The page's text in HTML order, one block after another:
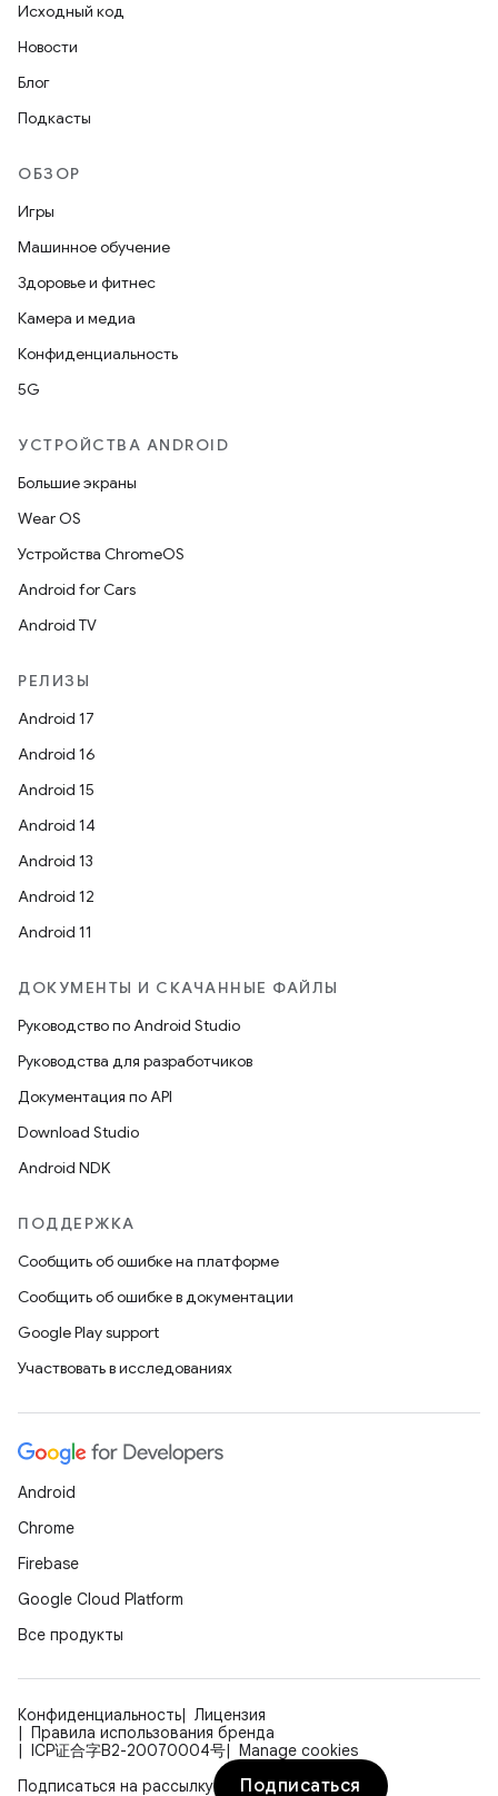
Исходный код
Новости
Блог
Подкасты
ОБЗОР
Игры
Машинное обучение
Здоровье и фитнес
Камера и медиа
Конфиденциальность
5G
УСТРОЙСТВА ANDROID
Большие экраны
Wear OS
Устройства ChromeOS
Android for Cars
Android TV
РЕЛИЗЫ
Android 17
Android 16
Android 15
Android 14
Android 13
Android 12
Android 11
ДОКУМЕНТЫ И СКАЧАННЫЕ ФАЙЛЫ
Руководство по Android Studio
Руководства для разработчиков
Документация по API
Download Studio
Android NDK
ПОДДЕРЖКА
Сообщить об ошибке на платформе
Сообщить об ошибке в документации
Google Play support
Участвовать в исследованиях
Android
Chrome
Firebase
Google Cloud Platform
Все продукты
Конфиденциальность
Лицензия
Правила использования бренда
ICP证合字B2-20070004号
Manage cookies
Подписаться на рассылку
Подписаться